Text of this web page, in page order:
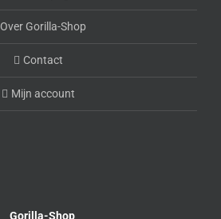
Over Gorilla-Shop
Contact
Mijn account
Gorilla-Shop